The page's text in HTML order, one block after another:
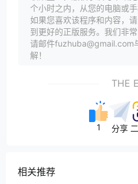
个小时之内，从您的电脑或
如果您喜欢该程序和内容，
到更好的正版服务。我们非
请邮件fuzhuba@gmail.com
解！
THE
1 分享
相关推荐